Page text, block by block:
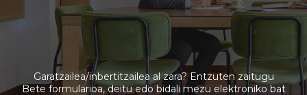
Garatzailea/inbertitzailea al zara? Entzuten zaitugu
Bete formularioa, deitu edo bidali mezu elektroniko bat